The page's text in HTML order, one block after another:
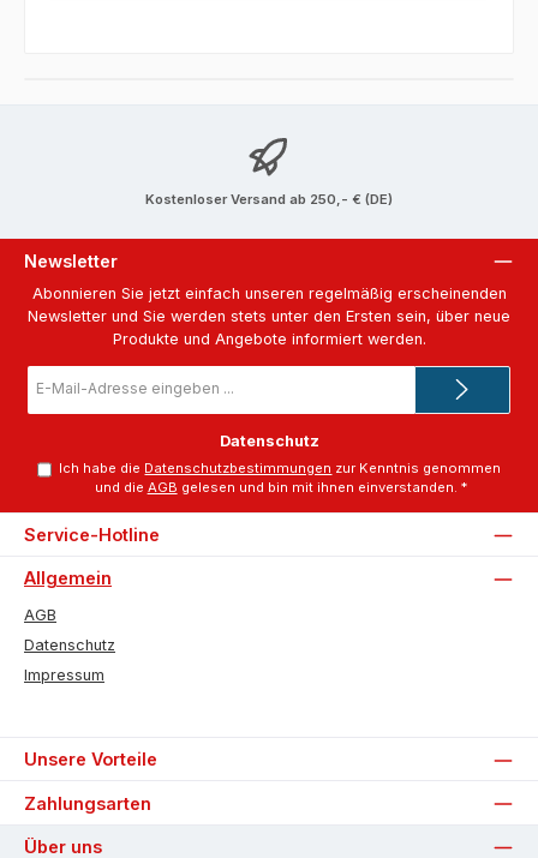
Kostenloser Versand ab 250,- € (DE)
Newsletter
Abonnieren Sie jetzt einfach unseren regelmäßig erscheinenden
Newsletter und Sie werden stets unter den Ersten sein, über neue
Produkte und Angebote informiert werden.
Mail-
Datenschutz
Ich habe die Datenschutzbestimmungen zur Kenntnis genommen
und die AGB gelesen und bin mit ihnen einverstanden. *
Service-Hotline
Allgemein
AGB
Datenschutz
Impressum
Unsere Vorteile
Zahlungsarten
Über uns